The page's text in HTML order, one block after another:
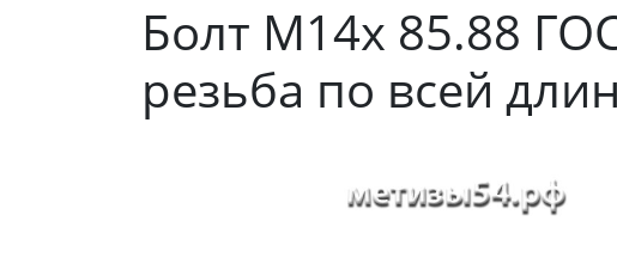
Болт М14х 85.88
резьба по всей